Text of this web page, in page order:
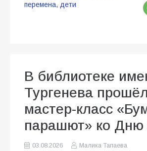
перемена, дети
В библиотеке
Тургенева прошёл
мастер-класс
парашют» ко
03.08.2026 Малика Тапаева